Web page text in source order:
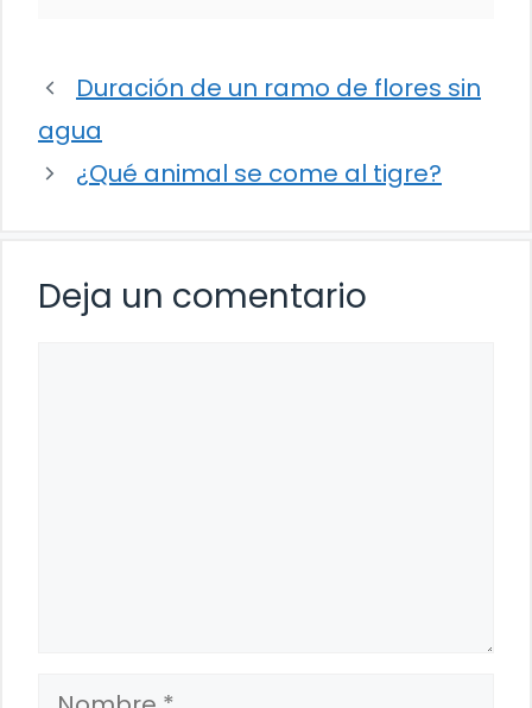
Duración de un ramo de flores sin
agua
¿Qué animal se come al tigre?
Deja un comentario
Nombre